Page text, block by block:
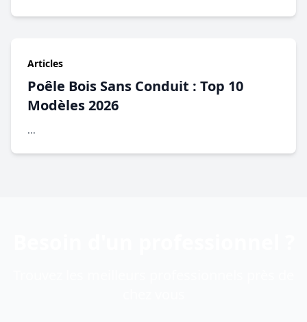
Articles
Poêle Bois Sans Conduit : Top 10
Modèles 2026
...